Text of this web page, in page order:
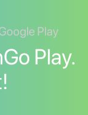
Play
Play.